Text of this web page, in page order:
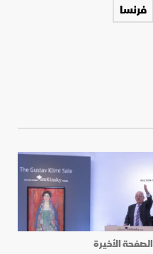
فرنسا
الصفحة الأخيرة